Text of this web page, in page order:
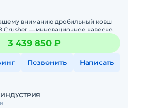
вниманию дробильный ковш
Crusher — инновационное навесное
представление о
3 439 850 ₽
Позвонить Написать